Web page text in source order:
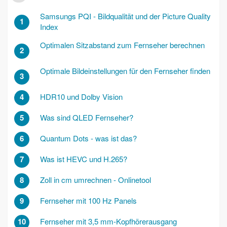
1
Samsungs PQI - Bildqualität und der Picture Quality
Index
2 Optimalen Sitzabstand zum Fernseher berechnen
3 Optimale Bildeinstellungen für den Fernseher finden
4 HDR10 und Dolby Vision
5 Was sind QLED Fernseher?
6 Quantum Dots - was ist das?
7 Was ist HEVC und H.265?
8 Zoll in cm umrechnen - Onlinetool
9 Fernseher mit 100 Hz Panels
10 Fernseher mit 3,5 mm-Kopfhörerausgang